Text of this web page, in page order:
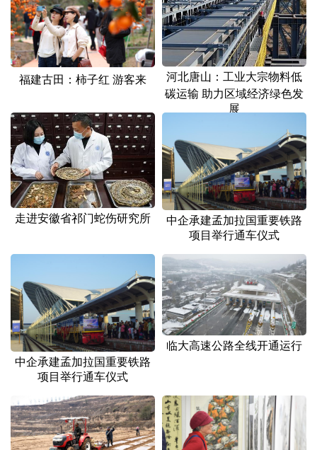
English Español Français عربى
Русский язык 日本語 한국어
Deutsch Português
福建古田：柿子红 游客来
河北唐山：工业大宗物料低
碳运输 助力区域经济绿色发
展
走进安徽省祁门蛇伤研究所
中企承建孟加拉国重要铁路
项目举行通车仪式
中企承建孟加拉国重要铁路
项目举行通车仪式
临大高速公路全线开通运行